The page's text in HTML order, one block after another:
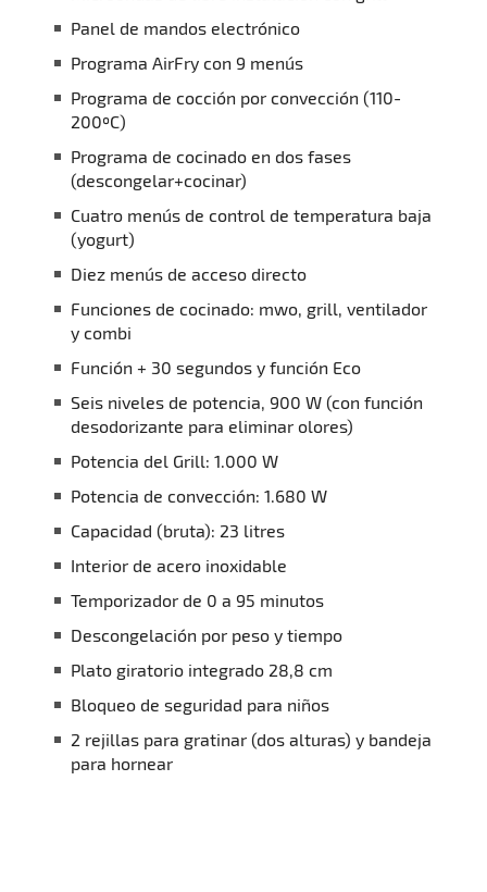
Panel de mandos electrónico
Programa AirFry con 9 menús
Programa de cocción por convección (110-
200ºC)
Programa de cocinado en dos fases
(descongelar+cocinar)
Cuatro menús de control de temperatura baja
(yogurt)
Diez menús de acceso directo
Funciones de cocinado: mwo, grill, ventilador
y combi
Función + 30 segundos y función Eco
Seis niveles de potencia, 900 W (con función
desodorizante para eliminar olores)
Potencia del Grill: 1.000 W
Potencia de convección: 1.680 W
Capacidad (bruta): 23 litres
Interior de acero inoxidable
Temporizador de 0 a 95 minutos
Descongelación por peso y tiempo
Plato giratorio integrado 28,8 cm
Bloqueo de seguridad para niños
2 rejillas para gratinar (dos alturas) y bandeja
para hornear